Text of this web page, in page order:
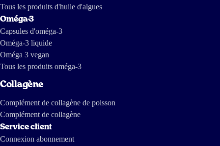
Tous les produits d'huile d'algues
Oméga-3
Capsules d'oméga-3
Oméga-3 liquide
Oméga 3 vegan
Tous les produits oméga-3
Collagène
Complément de collagène de poisson
Complément de collagène
Service client
Connexion abonnement